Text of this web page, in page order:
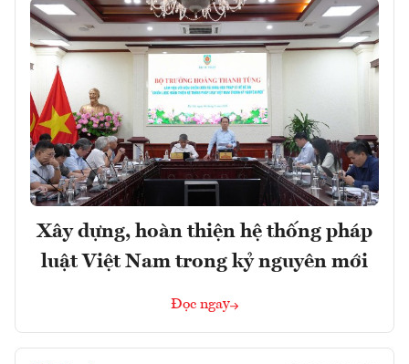
Xây dựng, hoàn thiện hệ thống pháp
luật Việt Nam trong kỷ nguyên mới
Đọc ngay